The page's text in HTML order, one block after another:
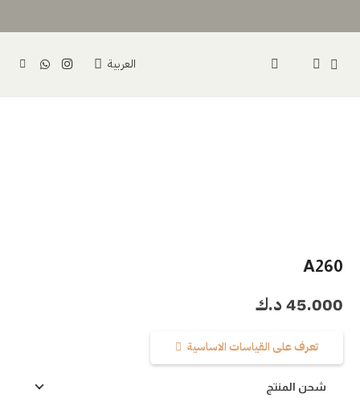
العربية
A260
45.000د.ك
تعرف على القياسات الاساسية
شحن المنتج